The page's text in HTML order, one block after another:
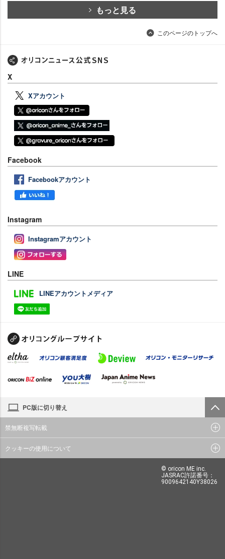
もっと見る
このページのトップへ
X
Xアカウント
Facebook
Facebookアカウント
Instagram
Instagramアカウント
LINE
LINEアカウントメディア
PC版に切り替え
禁無断複写転載
クッキーの使用について
© oricon ME inc.
JASRAC許諾番号：
9009642140Y38026